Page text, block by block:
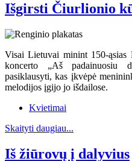
Išgirsti Čiurlionio
Visai Lietuvai minint 150-
koncerto „Aš padainuosiu
pasiklausyti, kas įkvėpė
melodijos įgijo jo išdailose.
Kvietimai
Skaityti daugiau...
Iš žiūrovų į dalyvius